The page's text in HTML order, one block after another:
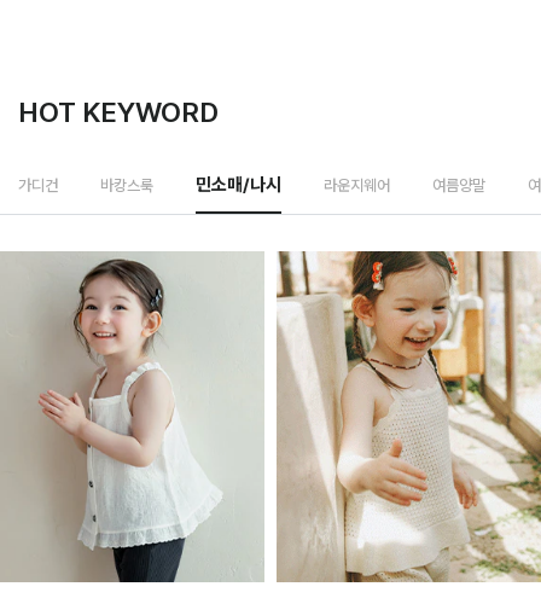
HOT KEYWORD
가디건 바캉스룩 민소매/나시 라운지웨어 여름양말